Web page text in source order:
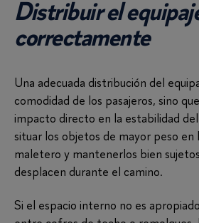
Distribuir el
correctamente
Una adecuada distribución del
comodidad de los pasajeros, sino
impacto directo en la estabilidad
situar los objetos de mayor peso en
maletero y mantenerlos bien
desplacen durante el camino.
Si el espacio interno no es